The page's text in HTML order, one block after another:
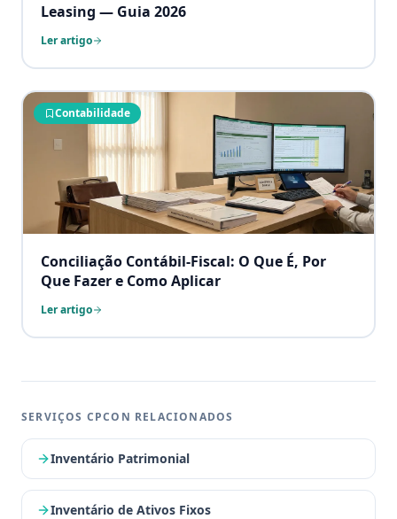
Leasing — Guia 2026
Ler artigo
Contabilidade
Conciliação Contábil-Fiscal: O Que É, Por
Que Fazer e Como Aplicar
Ler artigo
SERVIÇOS CPCON RELACIONADOS
Inventário Patrimonial
Inventário de Ativos Fixos